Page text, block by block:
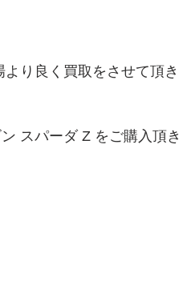
り良く買取をさせて頂き
スパーダ Z をご購入頂き